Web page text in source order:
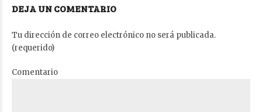
DEJA UN COMENTARIO
Tu dirección de correo electrónico no será publicada.
(requerido)
Comentario